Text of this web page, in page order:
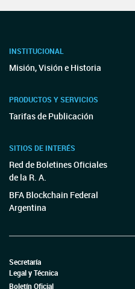
INSTITUCIONAL
Misión, Visión e Historia
PRODUCTOS Y SERVICIOS
Tarifas de Publicación
SITIOS DE INTERÉS
Red de Boletines Oficiales
de la R. A.
BFA Blockchain Federal
Argentina
Secretaría
Legal y Técnica
Boletín Oficial